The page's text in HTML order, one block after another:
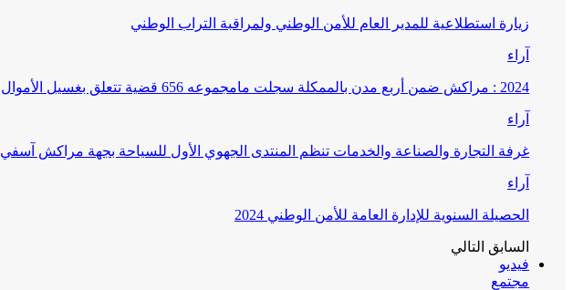
زيارة استطلاعية للمدير العام للأمن الوطني ولمراقبة التراب الوطني
آراء
2024 : مراكش ضمن أربع مدن بالممكلة سجلت مامجموعه 656 قضية تتعلق بغسيل الأموال
آراء
غرفة التجارة والصناعة والخدمات تنظم المنتدى الجهوي الأول للسياحة بجهة مراكش آسفي
آراء
الحصيلة السنوية للإدارة العامة للأمن الوطني 2024
السابق التالي
فيديو
مجتمع